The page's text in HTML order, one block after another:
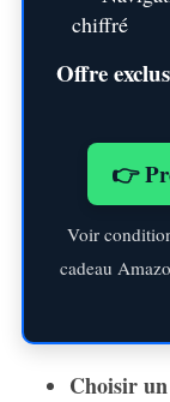
chiffré
Offre
👉
Voir
cadeau
Choisir